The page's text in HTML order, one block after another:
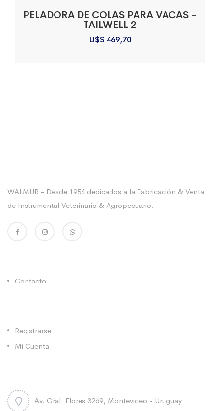
PELADORA DE COLAS PARA VACAS –
TAILWELL 2
U$S 469,70
WALMUR - Desde 1954 dedicados a la Fabricación & Venta
de Instrumental Veterinario & Agropecuario.
Contacto
Registrarse
Mi Cuenta
Av. Gral. Flores 3269, Montevideo - Uruguay